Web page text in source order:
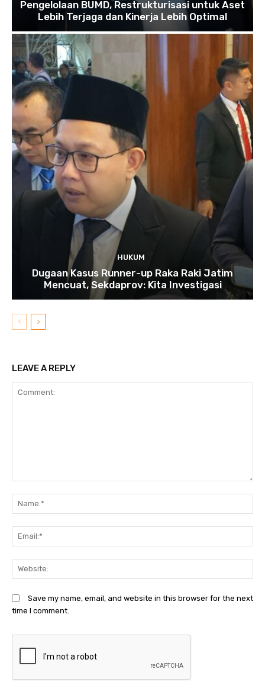
Pengelolaan BUMD, Restrukturisasi untuk Aset
Lebih Terjaga dan Kinerja Lebih Optimal
HUKUM
Dugaan Kasus Runner-up Raka Raki Jatim
Mencuat, Sekdaprov: Kita Investigasi
LEAVE A REPLY
Save my name, email, and website in this browser for the next
time I comment.